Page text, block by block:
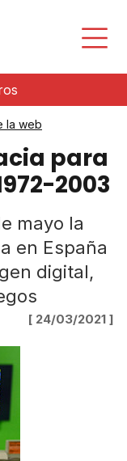
la web
para
2003
mayo la
en España
digital,
[ 24/03/2021 ]